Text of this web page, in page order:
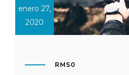
enero 27,
2020
RMS0